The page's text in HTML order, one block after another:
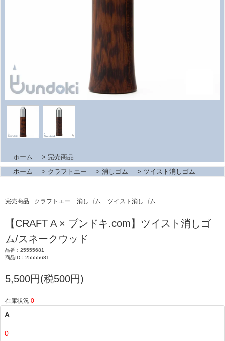
ホーム > 完売商品
ホーム
> クラフトエー > 消しゴム > ツイスト消しゴム
完売商品 クラフトエー 消しゴム ツイスト消しゴム
【CRAFT A × ブンドキ.com】ツイスト消しゴ
ム/スネークウッド
品番：25555681
商品ID：25555681
5,500円(税500円)
在庫状況 0
A
0